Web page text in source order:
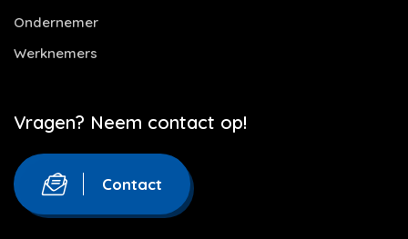
Ondernemer
Werknemers
Vragen? Neem contact op!
Contact